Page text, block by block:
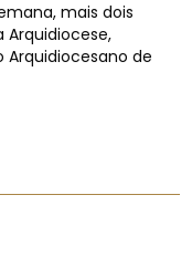
mais dois
Arquidiocese,
de